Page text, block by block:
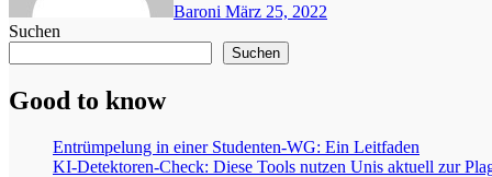
Baroni März 25, 2022
Suchen
Suchen
Good to know
Entrümpelung in einer Studenten-WG: Ein Leitfaden
KI-Detektoren-Check: Diese Tools nutzen Unis aktuell zur